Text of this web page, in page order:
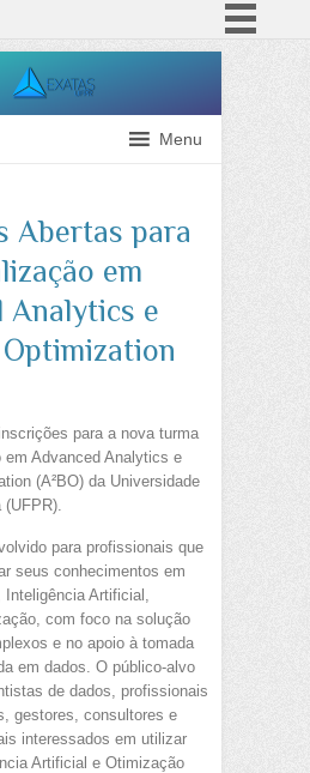
Participe
Canais
Menu
Abertas para
em
Analytics e
para a nova turma
Advanced Analytics e
(A²BO) da Universidade
para profissionais que
seus conhecimentos em
Artificial,
com foco na solução
e no apoio à tomada
em dados. O público-alvo
de dados, profissionais
gestores, consultores e
interessados em utilizar
Artificial e Otimização